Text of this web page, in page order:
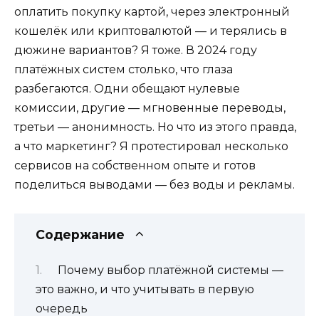
оплатить покупку картой, через электронный
кошелёк или криптовалютой — и терялись в
дюжине вариантов? Я тоже. В 2024 году
платёжных систем столько, что глаза
разбегаются. Одни обещают нулевые
комиссии, другие — мгновенные переводы,
третьи — анонимность. Но что из этого правда,
а что маркетинг? Я протестировал несколько
сервисов на собственном опыте и готов
поделиться выводами — без воды и рекламы.
Содержание
Почему выбор платёжной системы —
это важно, и что учитывать в первую
очередь